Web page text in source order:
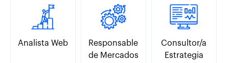
Analista Web
Responsable
de Mercados
Consultor/a
Estrategia